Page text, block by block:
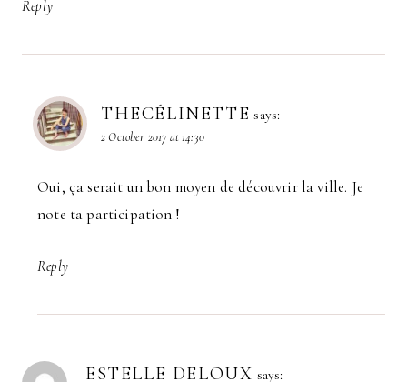
Reply
THECÉLINETTE says:
2 October 2017 at 14:30
Oui, ça serait un bon moyen de découvrir la ville. Je
note ta participation !
Reply
ESTELLE DELOUX says: